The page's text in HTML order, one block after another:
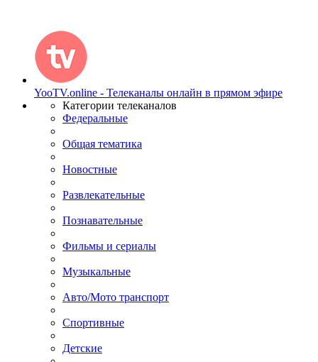
YooTV.online - Телеканалы онлайн в прямом эфире
Категории телеканалов
Федеральные
Общая тематика
Новостные
Развлекательные
Познавательные
Фильмы и сериалы
Музыкальные
Авто/Мото транспорт
Спортивные
Детские